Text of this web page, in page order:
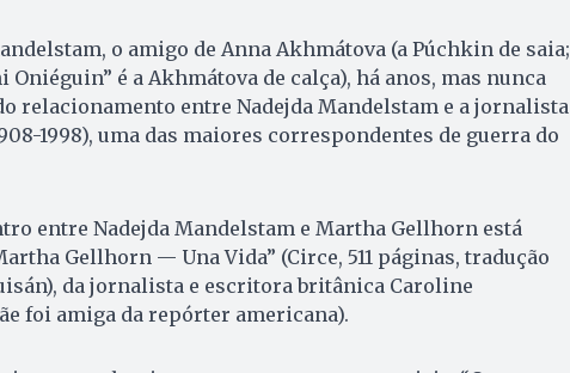
o amigo de Anna Akhmátova (a Púchkin de saia;
Oniéguin” é a Akhmátova de calça), há anos, mas nunca
relacionamento entre Nadejda Mandelstam e a jornalista
1998), uma das maiores correspondentes de guerra do
entre Nadejda Mandelstam e Martha Gellhorn está
Gellhorn — Una Vida” (Circe, 511 páginas, tradução
da jornalista e escritora britânica Caroline
foi amiga da repórter americana).